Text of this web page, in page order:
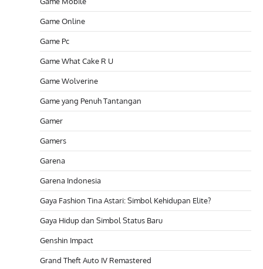
Game Online
Game Pc
Game What Cake R U
Game Wolverine
Game yang Penuh Tantangan
Gamer
Gamers
Garena
Garena Indonesia
Gaya Fashion Tina Astari: Simbol Kehidupan Elite?
Gaya Hidup dan Simbol Status Baru
Genshin Impact
Grand Theft Auto IV Remastered